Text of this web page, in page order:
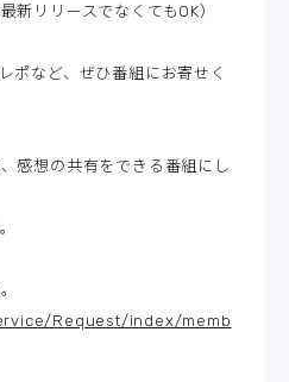
新リリースでなくてもOK）
ポなど、ぜひ番組にお寄せく
感想の共有をできる番組にし
Request/index/memb